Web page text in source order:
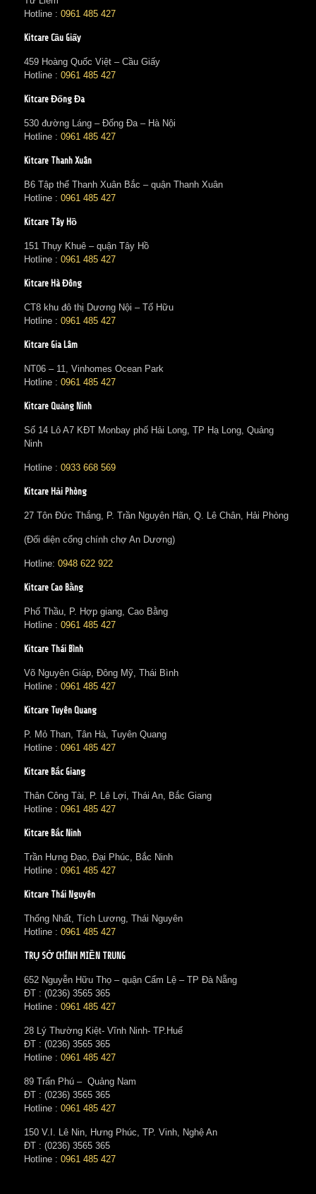
Hotline : 0961 485 427
Kitcare Cầu Giấy
459 Hoàng Quốc Việt – Cầu Giấy
Hotline : 0961 485 427
Kitcare Đống Đa
530 đường Láng – Đống Đa – Hà Nội
Hotline : 0961 485 427
Kitcare Thanh Xuân
B6 Tập thể Thanh Xuân Bắc – quận Thanh Xuân
Hotline : 0961 485 427
Kitcare Tây Hồ
151 Thụy Khuê – quận Tây Hồ
Hotline : 0961 485 427
Kitcare Hà Đông
CT8 khu đô thị Dương Nội – Tố Hữu
Hotline : 0961 485 427
Kitcare Gia Lâm
NT06 – 11, Vinhomes Ocean Park
Hotline : 0961 485 427
Kitcare Quảng Ninh
Số 14 Lô A7 KĐT Monbay phố Hải Long, TP Hạ Long, Quảng
Ninh
Hotline : 0933 668 569
Kitcare Hải Phòng
27 Tôn Đức Thắng, P. Trần Nguyên Hãn, Q. Lê Chân, Hải Phòng
(Đối diện cổng chính chợ An Dương)
Hotline: 0948 622 922
Kitcare Cao Bằng
Phố Thầu, P. Hợp giang, Cao Bằng
Hotline : 0961 485 427
Kitcare Thái Bình
Võ Nguyên Giáp, Đông Mỹ, Thái Bình
Hotline : 0961 485 427
Kitcare Tuyên Quang
P. Mỏ Than, Tân Hà, Tuyên Quang
Hotline : 0961 485 427
Kitcare Bắc Giang
Thân Công Tài, P. Lê Lợi, Thái An, Bắc Giang
Hotline : 0961 485 427
Kitcare Bắc Ninh
Trần Hưng Đạo, Đại Phúc, Bắc Ninh
Hotline : 0961 485 427
Kitcare Thái Nguyên
Thống Nhất, Tích Lương, Thái Nguyên
Hotline : 0961 485 427
TRỤ SỞ CHÍNH MIỀN TRUNG
652 Nguyễn Hữu Thọ – quận Cẩm Lệ – TP Đà Nẵng
ĐT : (0236) 3565 365‬
Hotline : 0961 485 427
28 Lý Thường Kiệt- Vĩnh Ninh- TP.Huế
ĐT : (0236) 3565 365‬
Hotline : 0961 485 427
89 Trấn Phú – Quảng Nam
ĐT : (0236) 3565 365‬
Hotline : 0961 485 427
150 V.I. Lê Nin, Hưng Phúc, TP. Vinh, Nghệ An
ĐT : (0236) 3565 365‬
Hotline : 0961 485 427